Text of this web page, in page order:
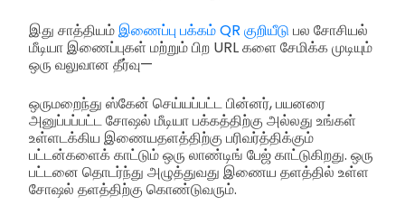
இது சாத்தியம்இணைப்பு பக்கம் QR குறியீடு பல சோசியல்
மீடியா இணைப்புகள் மற்றும் பிற URL களை சேமிக்க முடியும்
ஒரு வலுவான தீர்வு—
ஒருமறைந்து ஸ்கேன் செய்யப்பட்ட பின்னர், பயனரை
அனுப்பப்பட்ட சோஷல் மீடியா பக்கத்திற்கு அல்லது உங்கள்
உள்ளடக்கிய இணையதளத்திற்கு பரிவர்த்திக்கும்
பட்டன்களைக் காட்டும் ஒரு லாண்டிங் பேஜ் காட்டுகிறது. ஒரு
பட்டனை தொடர்ந்து அழுத்துவது இணைய தளத்தில் உள்ள
சோஷல் தளத்திற்கு கொண்டுவரும்.